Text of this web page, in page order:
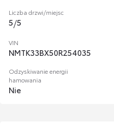
Liczba drzwi/miejsc
5/5
VIN
NMTK33BX50R254035
Odzyskiwanie energii
hamowania
Nie